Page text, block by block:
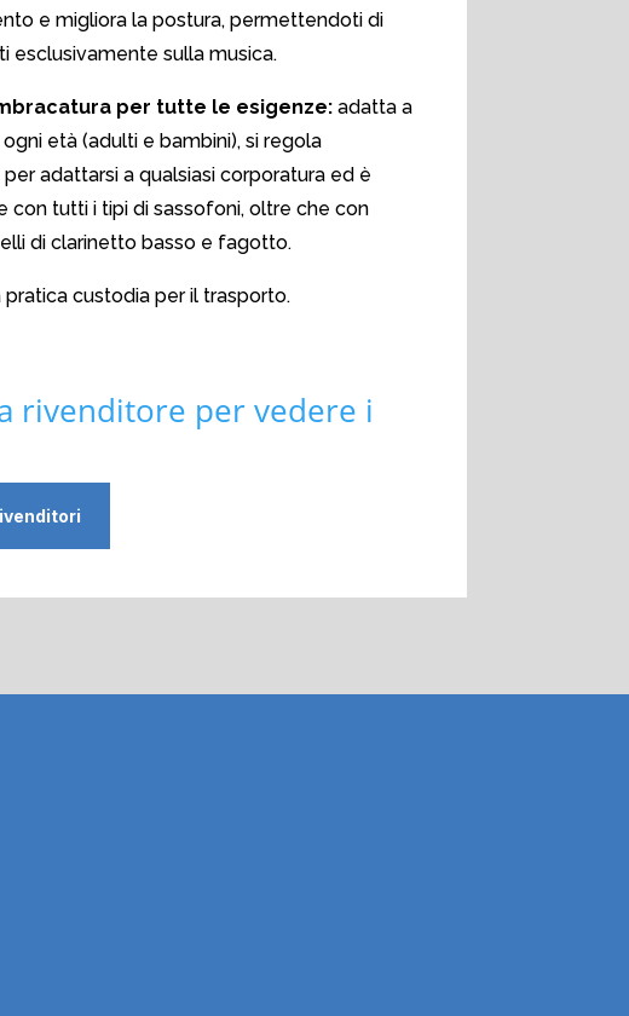
e migliora la postura, permettendoti di
esclusivamente sulla musica.
per tutte le esigenze:adatta a
età (adulti e bambini), si regola
adattarsi a qualsiasi corporatura ed è
con tutti i tipi di sassofoni, oltre che con
di clarinetto basso e fagotto.
pratica custodia per il trasporto.
rivenditore per vedere i